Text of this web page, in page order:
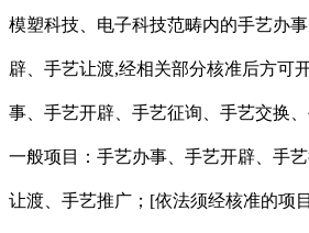
模塑科技、电子科技范畴内的手艺办
辟、手艺让渡,经相关部分核准后方可
事、手艺开辟、手艺征询、手艺交换
一般项目：手艺办事、手艺开辟、手
让渡、手艺推广；[依法须经核准的项